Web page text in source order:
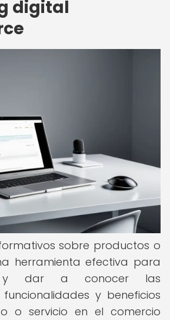
digital
sobre productos o
herramienta efectiva para
y dar a conocer las
y beneficios
o servicio en el comercio